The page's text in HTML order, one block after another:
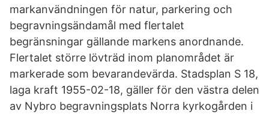
markanvändningen för natur, parkering och
begravningsändamål med flertalet
begränsningar gällande markens anordnande.
Flertalet större lövträd inom planområdet är
markerade som bevarandevärda. Stadsplan S 18,
laga kraft 1955-02-18, gäller för den västra delen
av Nybro begravningsplats Norra kyrkogården i